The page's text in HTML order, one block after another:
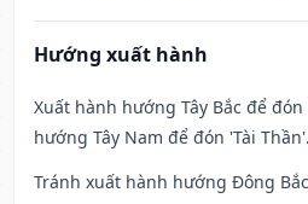
Hướng xuất hành
Xuất hành hướng Tây Bắc để
hướng Tây Nam để đón 'Tài Thần'.
Tránh xuất hành hướng Đông